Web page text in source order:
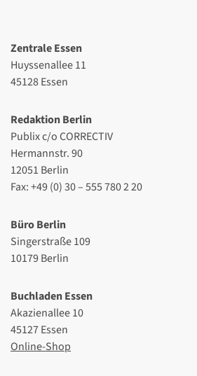
Zentrale Essen
Huyssenallee 11
45128 Essen
Redaktion Berlin
Publix c/o CORRECTIV
Hermannstr. 90
12051 Berlin
Fax: +49 (0) 30 – 555 780 2 20
Büro Berlin
Singerstraße 109
10179 Berlin
Buchladen Essen
Akazienallee 10
45127 Essen
Online-Shop